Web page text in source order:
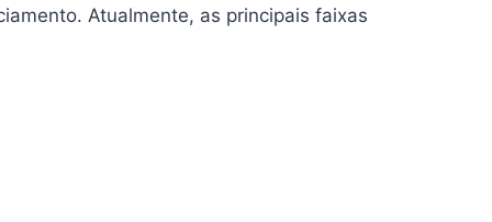
Atualmente, as principais faixas